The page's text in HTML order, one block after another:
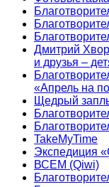
Дмитрий
и друзья –
«Апрель на
Щедрый
TakeMyTime
Экспедиция
ВСЕМ (Qiwi)